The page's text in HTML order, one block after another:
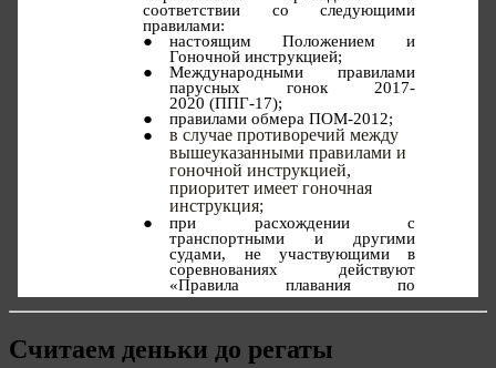
Считаем деньки до регаты